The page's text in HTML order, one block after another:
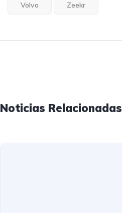
Volvo Zeekr
Noticias Relacionadas